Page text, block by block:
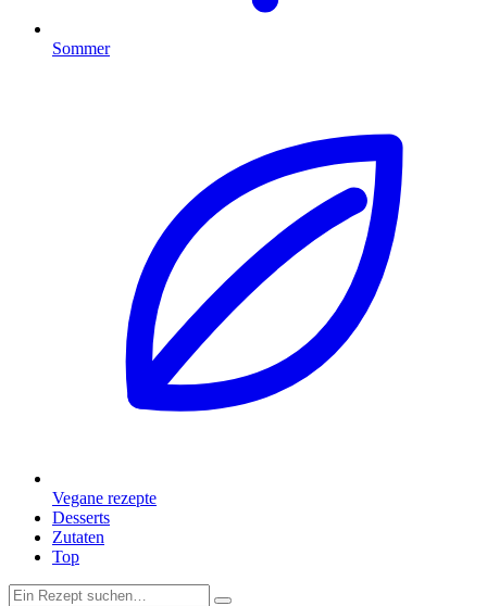
Sommer
Vegane rezepte
Desserts
Zutaten
Top